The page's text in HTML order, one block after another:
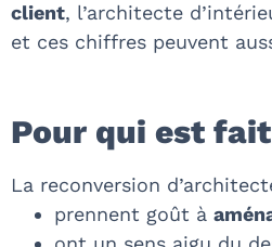
client, l’architecte
et ces chiffres peuvent
Pour qui est
La reconversion
prennent goût à